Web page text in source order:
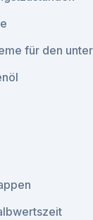
für den